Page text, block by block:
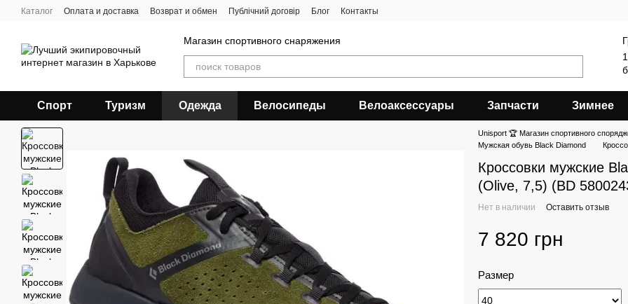
Перейти к основному контенту
Каталог Оплата и доставка Возврат и обмен Публічний договір Блог Контакты
Магазин спортивного снаряжения
Спорт Туризм Одежда Велосипеды Велоаксессуары Запчасти Зимнее
Unisport 🏆 Магазин спортивного
Мужская обувь Black Diamond
Кроссовки мужские
(Olive, 7,5) (BD
Нет в наличии Оставить отзыв
7 820 грн
Размер